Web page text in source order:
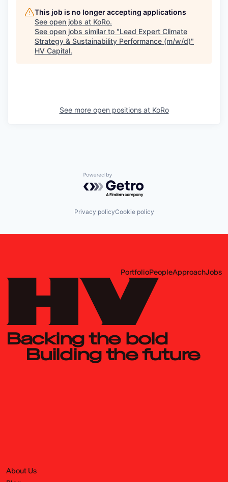
This job is no longer accepting applications
See open jobs at KoRo.
See open jobs similar to "Lead Expert Climate
Strategy & Sustainability Performance (m/w/d)"
HV Capital.
See more open positions at KoRo
Powered by Getro.com
Privacy policyCookie policy
PortfolioPeopleApproachJobs
Backing the bold
Building the future
About Us